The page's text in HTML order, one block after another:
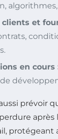
clients et
en cours
prévoir
après
protégeant